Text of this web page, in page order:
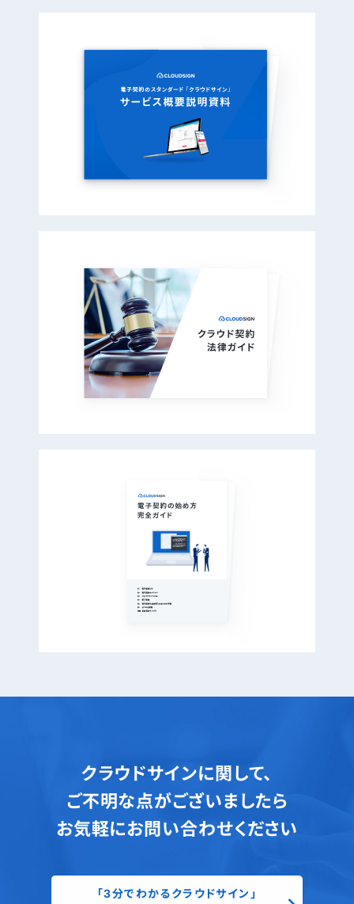
クラウドサインに関して、
ご不明な点がございましたら
お気軽にお問い合わせください
「3分でわかるクラウドサイン」